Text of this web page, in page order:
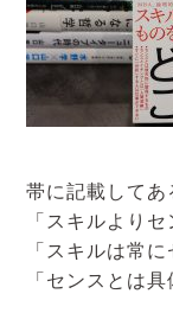
帯に記載してあ
「スキルより
「スキルは常
「センスとは